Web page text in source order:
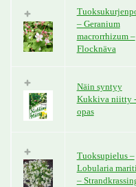
– Geranium
macrorrhizum –
Flocknäva
Näin syntyy
Kukkiva niitty -
opas
Tuoksupielus –
Lobularia
–